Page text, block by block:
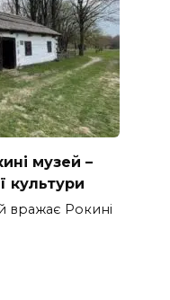
музей –
культури
вражає Рокині